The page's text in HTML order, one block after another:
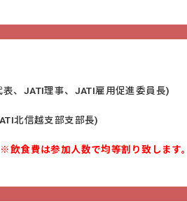
、JATI理事、JATI雇用促進委員長)
北信越支部支部長)
食費は参加人数で均等割り致します。